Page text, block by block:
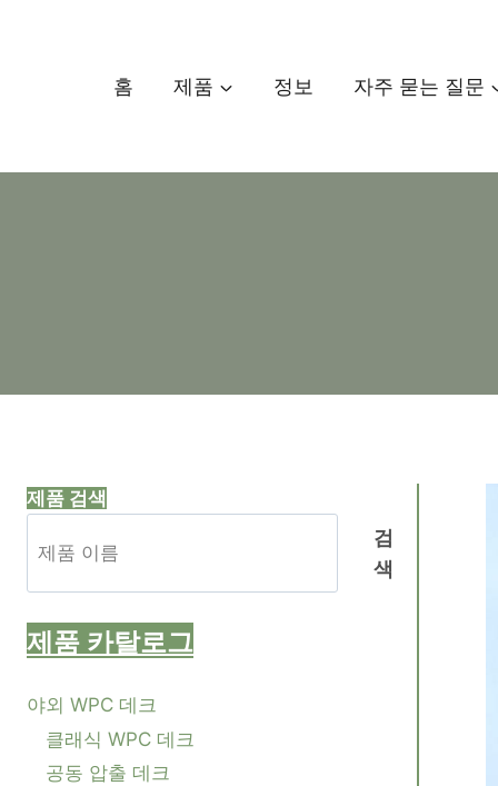
홈 제품 정보 자주 묻는 질문
제품 검색
검
색
제품 카탈로그
야외 WPC 데크
클래식 WPC 데크
공동 압출 데크